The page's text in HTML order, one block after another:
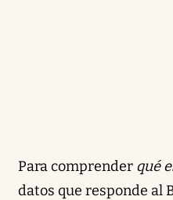
Para comprender qué
datos que responde al